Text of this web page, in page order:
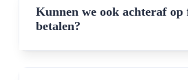
Kunnen we ook achteraf
betalen?